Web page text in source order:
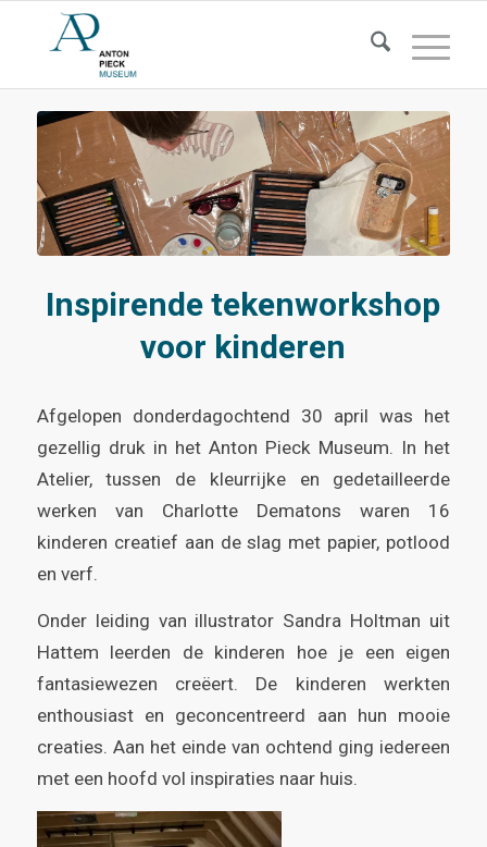
Inspirende tekenworkshop
voor kinderen
Afgelopen donderdagochtend 30 april was het
gezellig druk in het Anton Pieck Museum. In het
Atelier, tussen de kleurrijke en gedetailleerde
werken van Charlotte Dematons waren 16
kinderen creatief aan de slag met papier, potlood
en verf.
Onder leiding van illustrator Sandra Holtman uit
Hattem leerden de kinderen hoe je een eigen
fantasiewezen creëert. De kinderen werkten
enthousiast en geconcentreerd aan hun mooie
creaties. Aan het einde van ochtend ging iedereen
met een hoofd vol inspiraties naar huis.